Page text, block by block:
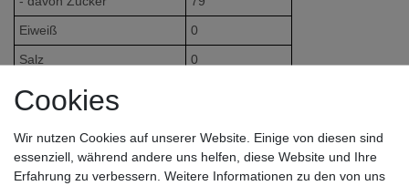
Eiweiß
0
Salz
0
reiner Zuckersirup aus Brombeersaftkonzentrat, Wasser,
Brombeeraroma
Cookies
Wir nutzen Cookies auf unserer Website. Einige von diesen sind
essenziell, während andere uns helfen, diese Website und Ihre
Erfahrung zu verbessern. Weitere Informationen zu den von uns